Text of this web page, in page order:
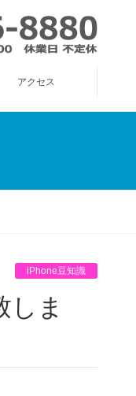
アクセス
iPhone豆知識